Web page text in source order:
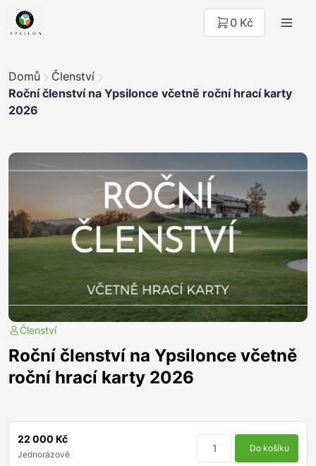
0 Kč
Domů
Členství
Roční členství na Ypsilonce včetně roční hrací karty
2026
Členství
Roční členství na Ypsilonce včetně
roční hrací karty 2026
22 000 Kč
Jednorázově
Do košíku